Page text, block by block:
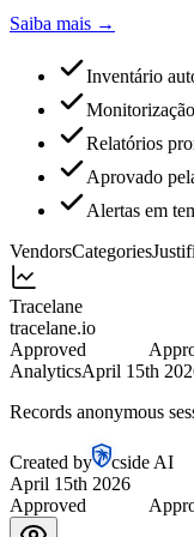
Saiba mais →
Inventário
Relatórios
Aprovado
Alertas em
VendorsCategories
Tracelane
tracelane.io
Approved
AnalyticsApril 15th
Records anonymous
Created by
cside AI
April 15th 2026
Approved